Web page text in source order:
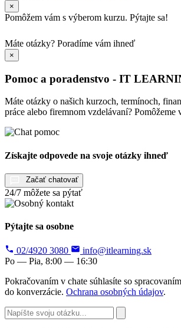
×
Pomôžem vám s výberom kurzu. Pýtajte sa!
Máte otázky? Poradíme vám ihneď
×
Pomoc a poradenstvo - IT
Máte otázky o našich kurzoch, termínoch,
práce alebo firemnom vzdelávaní? Pomôžeme
Získajte odpovede na svoje otázky ihneď
Začať chatovať
24/7 môžete sa pýtať
Pýtajte sa osobne
02/4920 3080
info@itlearning.sk
Po — Pia, 8:00 — 16:30
Pokračovaním v chate súhlasíte so
do konverzácie. Ochrana osobných údajov.